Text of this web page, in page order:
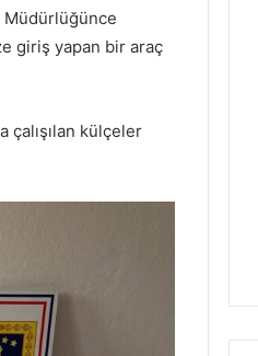
Müdürlüğünce
giriş yapan bir araç
çalışılan külçeler